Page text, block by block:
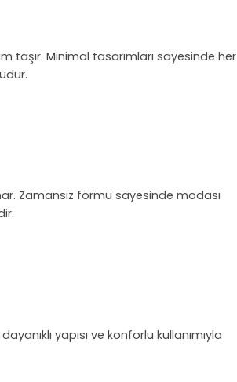
taşır. Minimal tasarımları sayesinde her
Zamansız formu sayesinde modası
yapısı ve konforlu kullanımıyla